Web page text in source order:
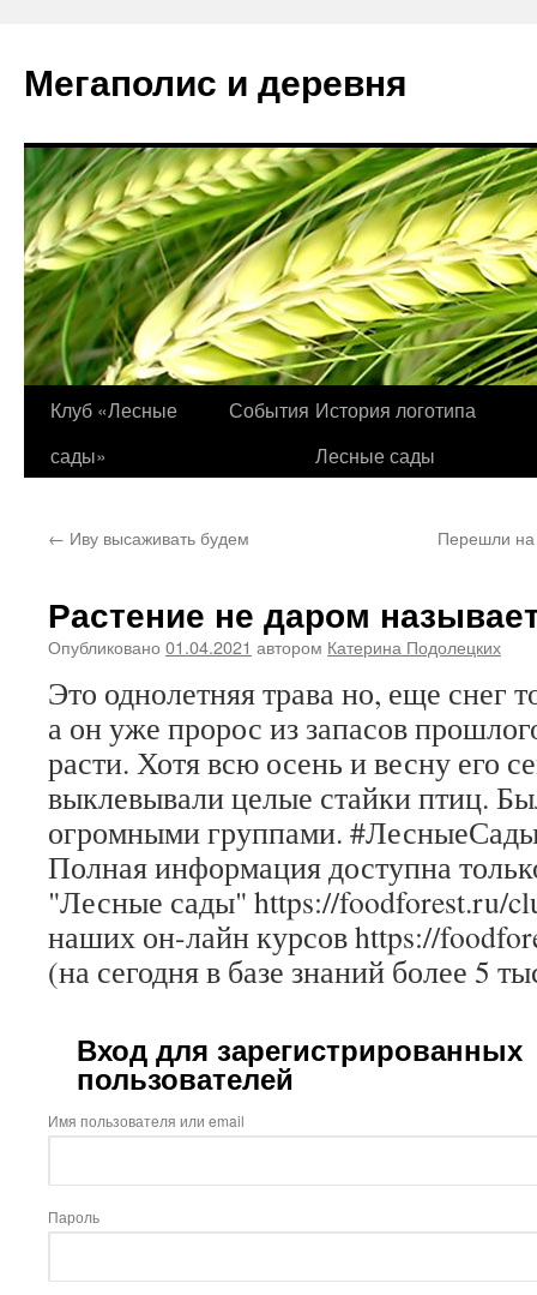
содержимому
Мегаполис и деревня
Клуб «Лесные
сады»
События История логотипа
Лесные сады
← Иву высаживать будем Перешли на
Растение не даром
Опубликовано 01.04.2021 автором Катерина Подолецких
Это однолетняя трава но, еще снег
а он уже пророс из запасов
расти. Хотя всю осень и весну его
выклевывали целые стайки птиц.
огромными группами.
Полная информация доступна
"Лесные сады" https://foodforest.ru/
наших он-лайн курсов https://
(на сегодня в базе знаний более 5
Вход для зарегистрированных
пользователей
Имя пользователя или email
Пароль